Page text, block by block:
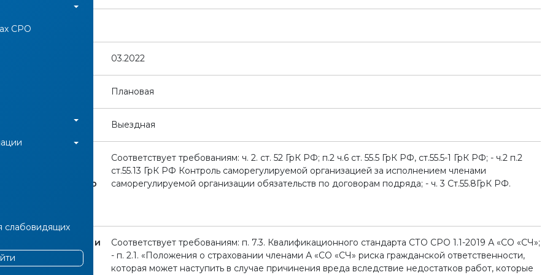
СРО
слабовидящих
03.2022
Плановая
Выездная
РФ о
деятельности, о
Соответствует требованиям: ч. 2. ст. 52 ГрК РФ; п.2 ч.6 ст. 55.5 ГрК РФ, ст.55.5-1 ГрК РФ; - ч.2 п.2
ст.55.13 ГрК РФ Контроль саморегулируемой организацией за исполнением членами
саморегулируемой организации обязательств по договорам подряда; - ч. 3 Ст.55.8ГрК РФ.
документов и
Соответствует требованиям: п. 7.3. Квалификационного стандарта СТО СРО 1.1-2019 А «СО «СЧ»;
- п. 2.1. «Положения о страховании членами А «СО «СЧ» риска гражданской ответственности,
которая может наступить в случае причинения вреда вследствие недостатков работ, которые